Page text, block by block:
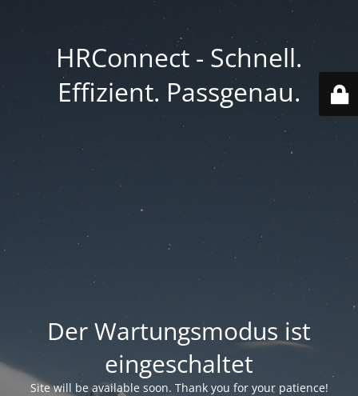
HRConnect - Schnell.
Effizient. Passgenau.
Der Wartungsmodus ist
eingeschaltet
Site will be available soon. Thank you for your patience!